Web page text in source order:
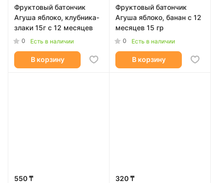
Фруктовый батончик
Агуша яблоко, клубника-
злаки 15г с 12 месяцев
0 Есть в наличии
В корзину
Фруктовый батончик
Агуша яблоко, банан с 12
месяцев 15 гр
0 Есть в наличии
В корзину
550 ₸
320 ₸